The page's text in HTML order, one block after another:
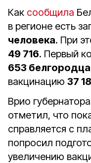
Как сообщила
в регионе есть
человека. При
49 716. Первый
653 белгородца
вакцинацию 37
Врио губернатора
отметил, что
справляется с
попросил
увеличению